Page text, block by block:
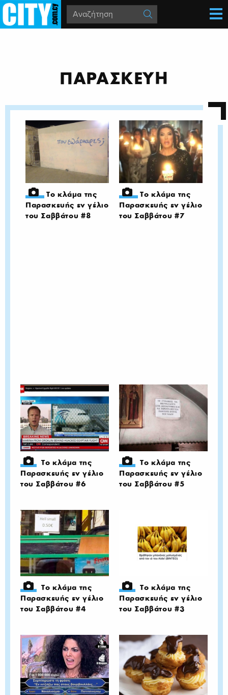
ΠΑΡΑΣΚΕΥΗ
Το κλάμα της
Παρασκευής εν γέλιο
του Σαββάτου #8
Το κλάμα της
Παρασκευής εν γέλιο
του Σαββάτου #7
Το κλάμα της
Παρασκευής εν γέλιο
του Σαββάτου #6
Το κλάμα της
Παρασκευής εν γέλιο
του Σαββάτου #5
Το κλάμα της
Παρασκευής εν γέλιο
του Σαββάτου #4
Το κλάμα της
Παρασκευής εν γέλιο
του Σαββάτου #3